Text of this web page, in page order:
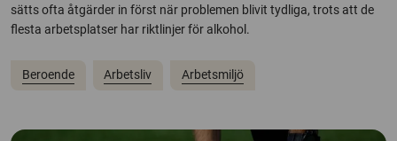
sätts ofta åtgärder in först när problemen blivit tydliga, trots att de
flesta arbetsplatser har riktlinjer för alkohol.
Beroende Arbetsliv Arbetsmiljö